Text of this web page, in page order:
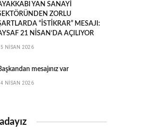
YAN SANAYİ
ZORLU
“İSTİKRAR” MESAJI:
21 NİSAN’DA AÇILIYOR
NISAN 2026
mesajınız var
NISAN 2026